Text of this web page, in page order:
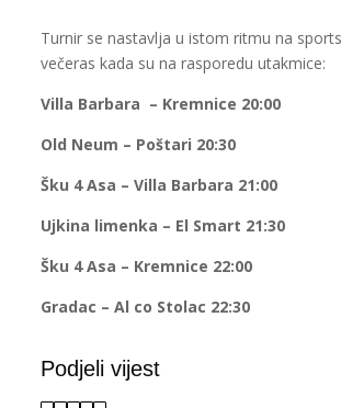
Turnir se nastavlja u istom ritmu na
večeras kada su na rasporedu utakmice:
Villa Barbara – Kremnice 20:00
Old Neum – Poštari 20:30
Šku 4 Asa – Villa Barbara 21:00
Ujkina limenka – El Smart 21:30
Šku 4 Asa – Kremnice 22:00
Gradac – Al co Stolac 22:30
Podjeli vijest